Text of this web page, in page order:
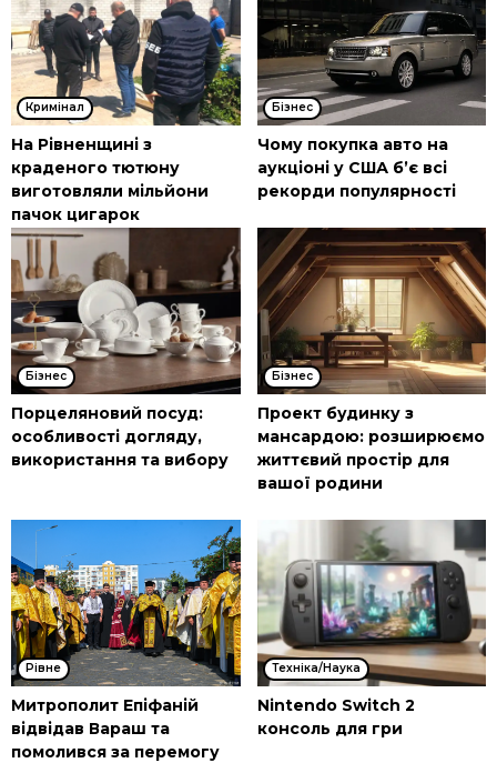
Кримінал
На Рівненщині з
краденого тютюну
виготовляли мільйони
пачок цигарок
Бізнес
Чому покупка авто на
аукціоні у США б’є всі
рекорди популярності
Бізнес
Порцеляновий посуд:
особливості догляду,
використання та вибору
Бізнес
Проект будинку з
мансардою: розширюємо
життєвий простір для
вашої родини
Рівне
Митрополит Епіфаній
відвідав Вараш та
помолився за перемогу
Техніка/Наука
Nintendo Switch 2
консоль для гри